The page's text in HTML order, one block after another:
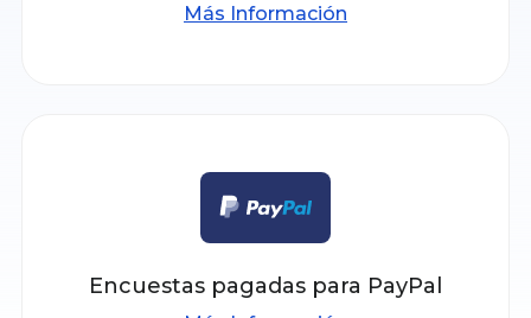
Más Información
Encuestas pagadas para PayPal